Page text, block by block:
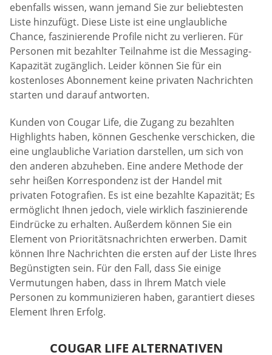
ebenfalls wissen, wann jemand Sie zur beliebtesten
Liste hinzufügt. Diese Liste ist eine unglaubliche
Chance, faszinierende Profile nicht zu verlieren. Für
Personen mit bezahlter Teilnahme ist die Messaging-
Kapazität zugänglich. Leider können Sie für ein
kostenloses Abonnement keine privaten Nachrichten
starten und darauf antworten.
Kunden von Cougar Life, die Zugang zu bezahlten
Highlights haben, können Geschenke verschicken, die
eine unglaubliche Variation darstellen, um sich von
den anderen abzuheben. Eine andere Methode der
sehr heißen Korrespondenz ist der Handel mit
privaten Fotografien. Es ist eine bezahlte Kapazität; Es
ermöglicht Ihnen jedoch, viele wirklich faszinierende
Eindrücke zu erhalten. Außerdem können Sie ein
Element von Prioritätsnachrichten erwerben. Damit
können Ihre Nachrichten die ersten auf der Liste Ihres
Begünstigten sein. Für den Fall, dass Sie einige
Vermutungen haben, dass in Ihrem Match viele
Personen zu kommunizieren haben, garantiert dieses
Element Ihren Erfolg.
COUGAR LIFE ALTERNATIVEN